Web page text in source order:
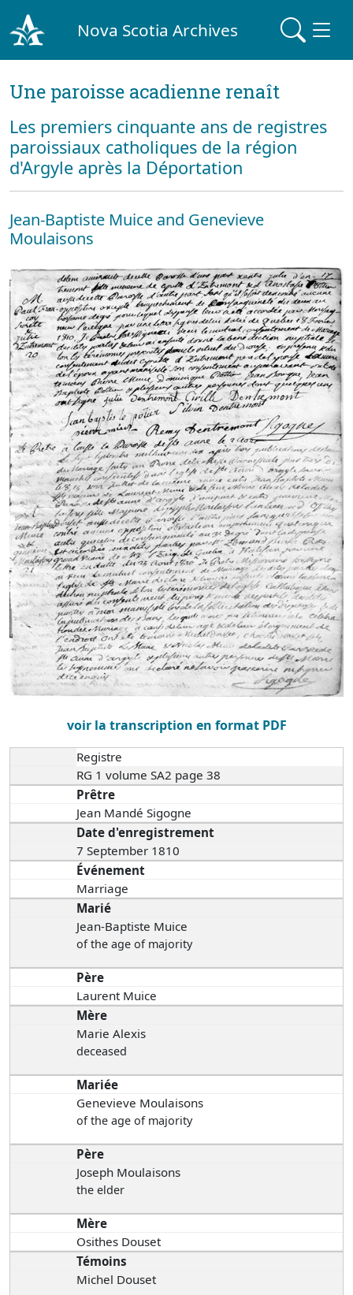
Nova Scotia Archives
Une paroisse acadienne renaît
Les premiers cinquante ans de registres
paroissiaux catholiques de la région
d'Argyle après la Déportation
Jean-Baptiste Muice and Genevieve
Moulaisons
voir la transcription en format PDF
Registre
RG 1 volume SA2 page 38
Prêtre
Jean Mandé Sigogne
Date d'enregistrement
7 September 1810
Événement
Marriage
Marié
Jean-Baptiste Muice
of the age of majority
Père
Laurent Muice
Mère
Marie Alexis
deceased
Mariée
Genevieve Moulaisons
of the age of majority
Père
Joseph Moulaisons
the elder
Mère
Osithes Douset
Témoins
Michel Douset